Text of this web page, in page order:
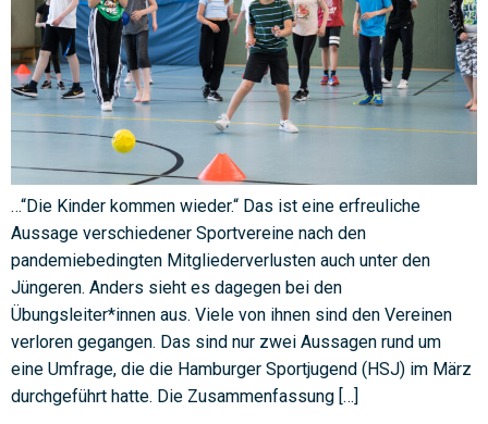
…“Die Kinder kommen wieder.“ Das ist eine erfreuliche
Aussage verschiedener Sportvereine nach den
pandemiebedingten Mitgliederverlusten auch unter den
Jüngeren. Anders sieht es dagegen bei den
Übungsleiter*innen aus. Viele von ihnen sind den Vereinen
verloren gegangen. Das sind nur zwei Aussagen rund um
eine Umfrage, die die Hamburger Sportjugend (HSJ) im März
durchgeführt hatte. Die Zusammenfassung […]